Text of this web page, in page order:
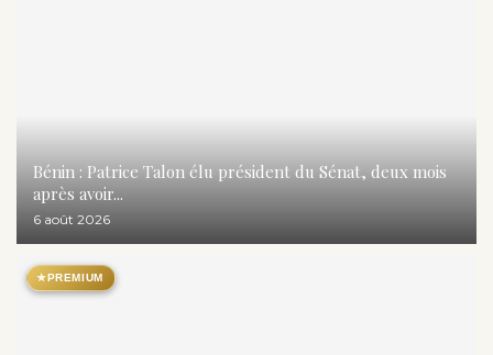
Bénin : Patrice Talon élu président du Sénat, deux mois
après avoir...
6 août 2026
★PREMIUM